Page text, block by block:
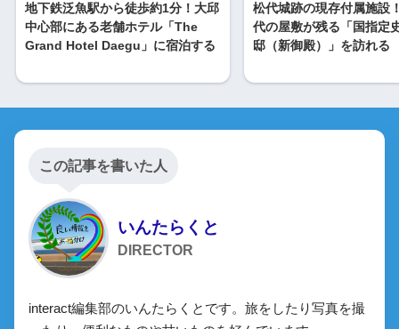
地下鉄泛魚駅から徒歩約1分！大邱
中心部にある老舗ホテル「The
Grand Hotel Daegu」に宿泊する
松代城跡の現存付属施設
代の屋敷が残る「国指定
邸（新御殿）」を訪れる
この記事を書いた人
いんたらくと
DIRECTOR
interact編集部のいんたらくとです。旅をしたり写真を撮